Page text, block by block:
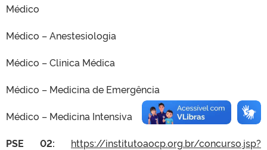
Médico
Médico – Anestesiologia
Médico – Clinica Médica
Médico – Medicina de Emergência
Médico – Medicina Intensiva
PSE 02:
https://institutoaocp.org.br/concurso.jsp?